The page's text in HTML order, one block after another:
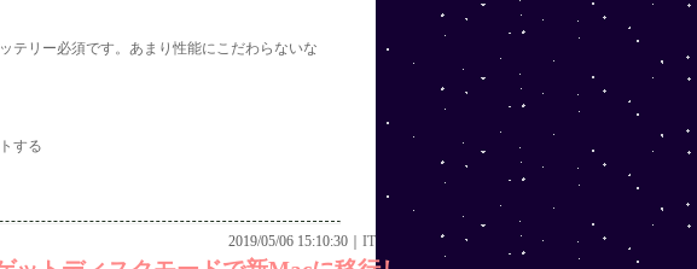
リー必須です。あまり性能にこだわらないな
する
2019/05/06 15:10:30｜ IT